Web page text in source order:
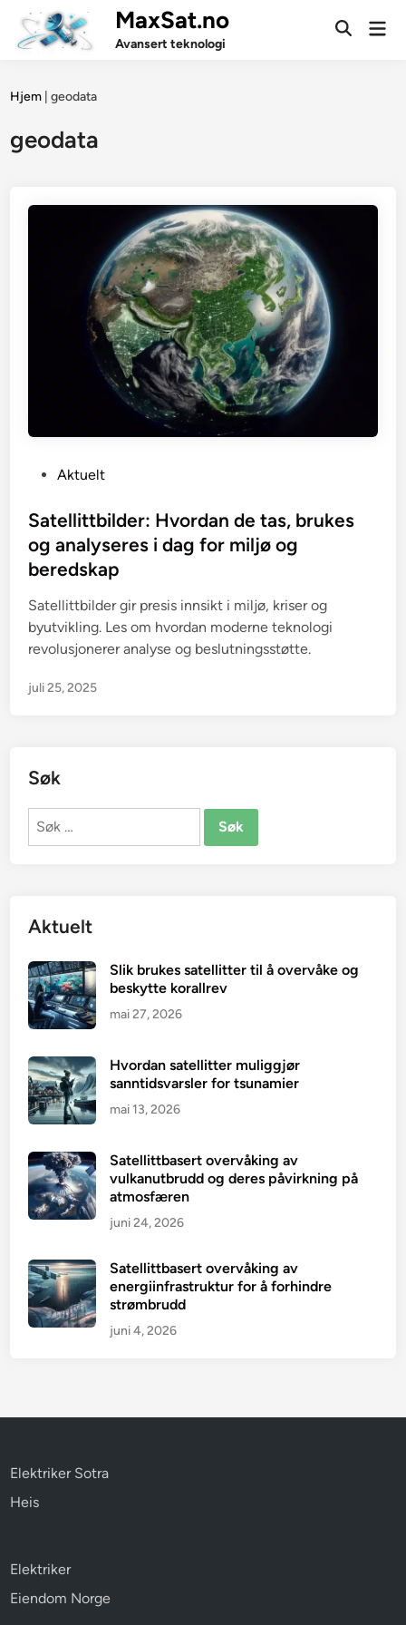
content
MaxSat.no
Avansert teknologi
Open
Hjem |geodata
geodata
s
t
e
i
n
Aktuelt
Satellittbilder: Hvordan de tas, brukes
og analyseres i dag for miljø og
beredskap
Satellittbilder gir presis innsikt i miljø, kriser og
byutvikling. Les om hvordan moderne teknologi
revolusjonerer analyse og beslutningsstøtte.
juli 25, 2025
Søk
Søk
Aktuelt
Slik brukes satellitter til å overvåke og
beskytte korallrev
mai 27, 2026
Hvordan satellitter muliggjør
sanntidsvarsler for tsunamier
mai 13, 2026
Satellittbasert overvåking av
vulkanutbrudd og deres påvirkning på
atmosfæren
juni 24, 2026
Satellittbasert overvåking av
energiinfrastruktur for å forhindre
strømbrudd
juni 4, 2026
Elektriker Sotra
Heis
Elektriker
Eiendom Norge